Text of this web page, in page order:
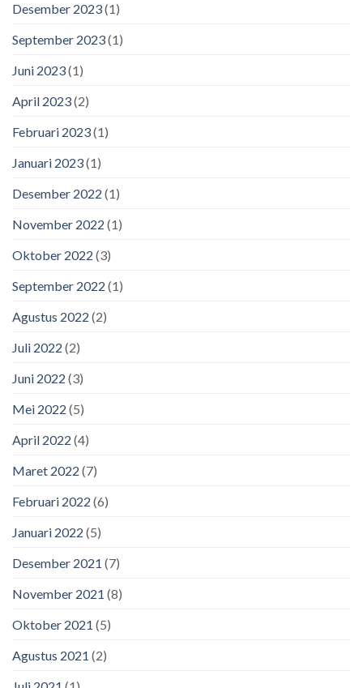
Desember 2023(1)
September 2023(1)
Juni 2023(1)
April 2023(2)
Februari 2023(1)
Januari 2023(1)
Desember 2022 (1)
November 2022 (1)
Oktober 2022 (3)
September 2022 (1)
Agustus 2022 (2)
Juli 2022 (2)
Juni 2022 (3)
Mei 2022 (5)
April 2022 (4)
Maret 2022 (7)
Februari 2022 (6)
Januari 2022 (5)
Desember 2021 (7)
November 2021 (8)
Oktober 2021 (5)
Agustus 2021 (2)